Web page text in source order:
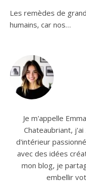
Les remèdes de
humains, car nos…
Je m'appelle
Chateaubriant,
d'intérieur
avec des idées
mon blog, je
embellir